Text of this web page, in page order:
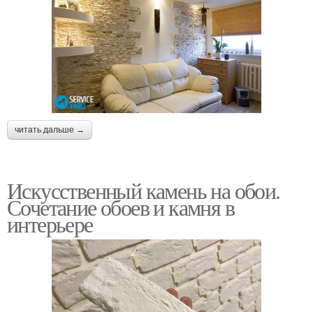
читать дальше →
Искусственный камень на обои.
Сочетание обоев и камня в
интерьере